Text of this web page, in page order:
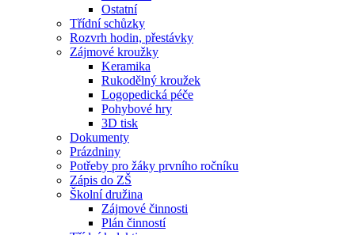
Ostatní
Třídní schůzky
Rozvrh hodin, přestávky
Zájmové kroužky
Keramika
Rukodělný kroužek
Logopedická péče
Pohybové hry
3D tisk
Dokumenty
Prázdniny
Potřeby pro žáky prvního ročníku
Zápis do ZŠ
Školní družina
Zájmové činnosti
Plán činností